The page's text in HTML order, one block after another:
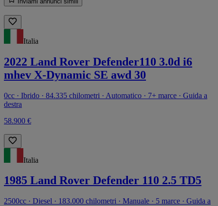
Italia
2022 Land Rover Defender110 3.0d i6
mhev X-Dynamic SE awd 30
0cc · Ibrido · 84.335 chilometri · Automatico · 7+ marce · Guida a
destra
58.900 €
Italia
1985 Land Rover Defender 110 2.5 TD5
2500cc · Diesel · 183.000 chilometri · Manuale · 5 marce · Guida a